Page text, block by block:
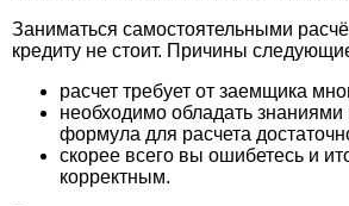
Заниматься самостоятельными
кредиту не стоит. Причины
расчет требует от заемщика
необходимо обладать знаниями
формула для расчета
скорее всего вы ошибетесь и
корректным.